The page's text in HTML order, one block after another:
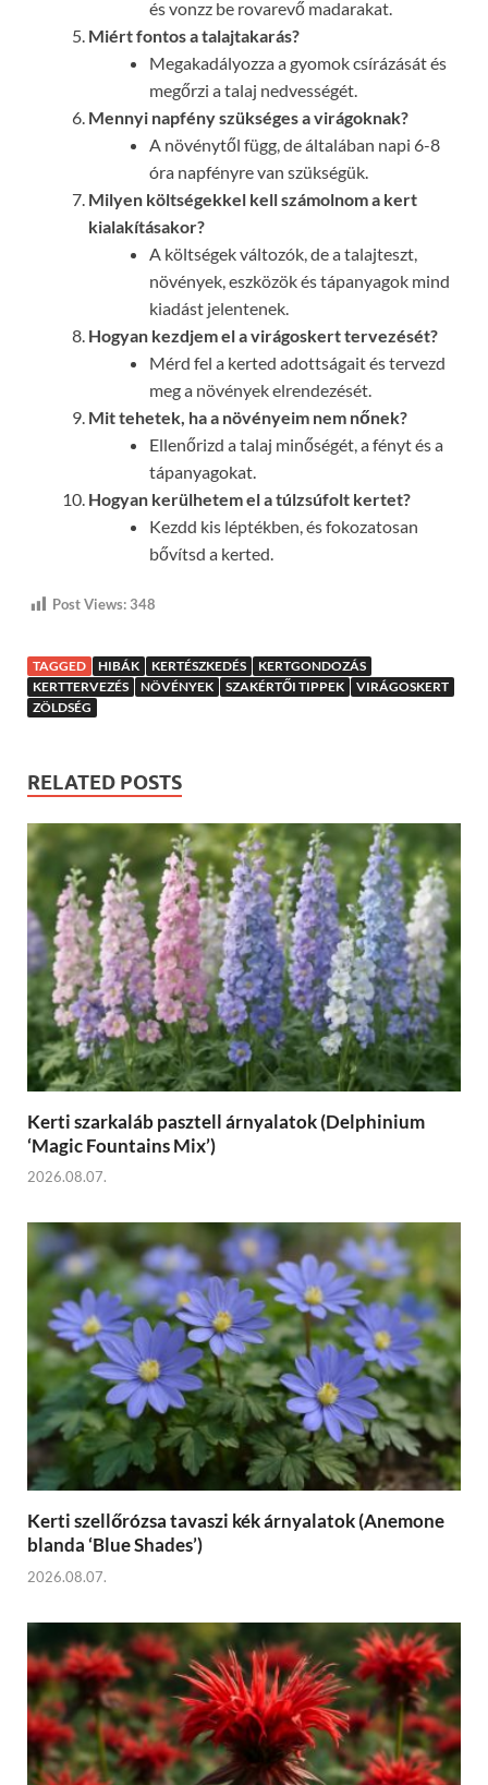
és vonzz be rovarevő madarakat.
Miért fontos a talajtakarás?
Megakadályozza a gyomok csírázását és
megőrzi a talaj nedvességét.
Mennyi napfény szükséges a virágoknak?
A növénytől függ, de általában napi 6-8
óra napfényre van szükségük.
Milyen költségekkel kell számolnom a kert
kialakításakor?
A költségek változók, de a talajteszt,
növények, eszközök és tápanyagok mind
kiadást jelentenek.
Hogyan kezdjem el a virágoskert tervezését?
Mérd fel a kerted adottságait és tervezd
meg a növények elrendezését.
Mit tehetek, ha a növényeim nem nőnek?
Ellenőrizd a talaj minőségét, a fényt és a
tápanyagokat.
Hogyan kerülhetem el a túlzsúfolt kertet?
Kezdd kis léptékben, és fokozatosan
bővítsd a kerted.
Post Views:348
TAGGED HIBÁK KERTÉSZKEDÉS
KERTGONDOZÁS
KERTTERVEZÉS
NÖVÉNYEK SZAKÉRTŐI TIPPEK
VIRÁGOSKERT
ZÖLDSÉG
RELATED POSTS
Kerti szarkaláb pasztell árnyalatok (Delphinium
‘Magic Fountains Mix’)
2026.08.07.
Kerti szellőrózsa tavaszi kék árnyalatok (Anemone
blanda ‘Blue Shades’)
2026.08.07.